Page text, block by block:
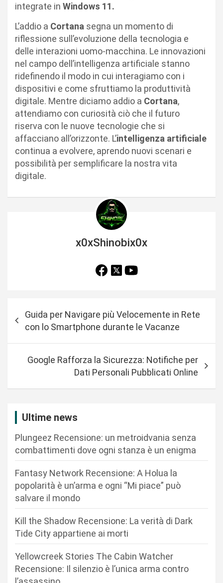
integrate in Windows 11.
L’addio a Cortana segna un momento di
riflessione sull’evoluzione della tecnologia e
delle interazioni uomo-macchina. Le innovazioni
nel campo dell’intelligenza artificiale stanno
ridefinendo il modo in cui interagiamo con i
dispositivi e come sfruttiamo la produttività
digitale. Mentre diciamo addio a Cortana,
attendiamo con curiosità ciò che il futuro
riserva con le nuove tecnologie che si
affacciano all’orizzonte. L’intelligenza artificiale
continua a evolvere, aprendo nuovi scenari e
possibilità per semplificare la nostra vita
digitale.
x0xShinobix0x
a
Guida per Navigare più Velocemente in Rete
con lo Smartphone durante le Vacanze
Google Rafforza la Sicurezza: Notifiche per
Dati Personali Pubblicati Online
Ultime news
Plungeez Recensione: un metroidvania senza
combattimenti dove ogni stanza è un enigma
Fantasy Network Recensione: A Holua la
popolarità è un’arma e ogni “Mi piace” può
salvare il mondo
Kill the Shadow Recensione: La verità di Dark
Tide City appartiene ai morti
Yellowcreek Stories The Cabin Watcher
Recensione: Il silenzio è l’unica arma contro